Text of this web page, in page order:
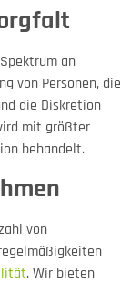
an
von Personen, die
die Diskretion
mit größter
behandelt.
von
. Wir bieten